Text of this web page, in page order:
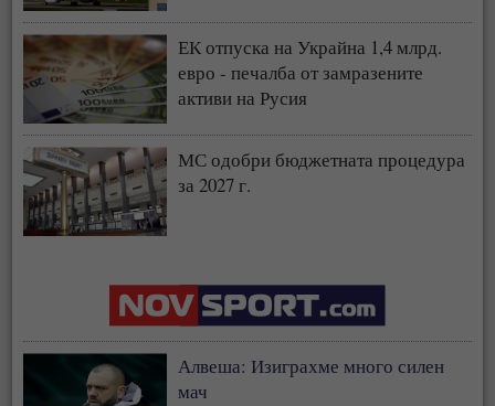
ЕК отпуска на Украйна 1,4 млрд.
евро - печалба от замразените
активи на Русия
МС одобри бюджетната процедура
за 2027 г.
Алвеша: Изиграхме много силен
мач